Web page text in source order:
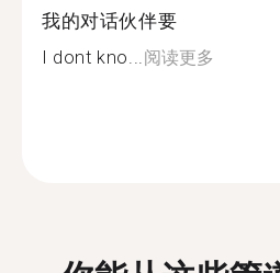
我的对话伙伴要
I dont kno...阅读更多